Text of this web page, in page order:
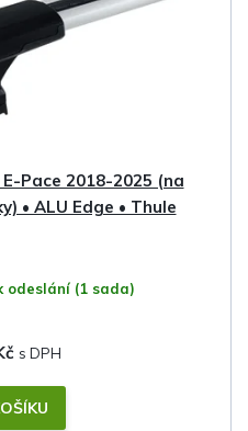
Pace 2018-2025 (na
• ALU Edge • Thule
odeslání (1 sada)